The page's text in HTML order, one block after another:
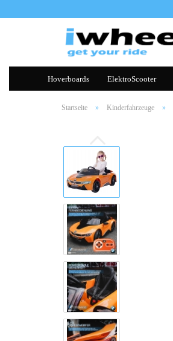
Hoverboards ElektroScooter
Startseite » Kinderfahrzeuge »